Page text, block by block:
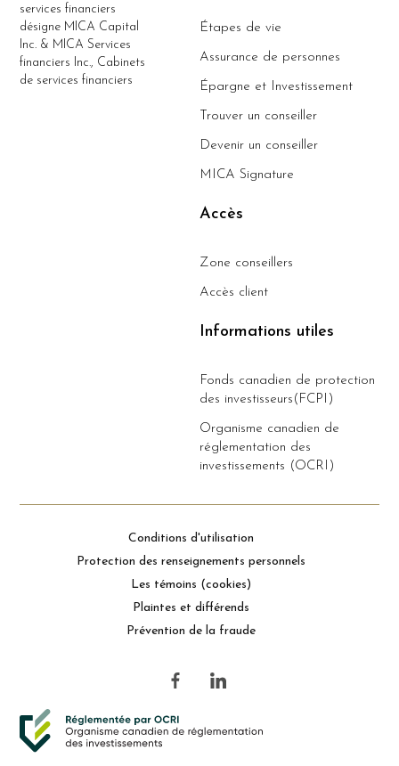
services financiers
désigne MICA Capital
Inc. & MICA Services
financiers Inc., Cabinets
de services financiers
Étapes de vie
Assurance de personnes
Épargne et Investissement
Trouver un conseiller
Devenir un conseiller
MICA Signature
Accès
Zone conseillers
Accès client
Informations utiles
Fonds canadien de protection
des investisseurs(FCPI)
Organisme canadien de
réglementation des
investissements (OCRI)
Conditions d'utilisation
Protection des renseignements personnels
Les témoins (cookies)
Plaintes et différends
Prévention de la fraude